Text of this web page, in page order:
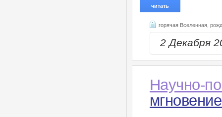
читать
горячая Вселенная,
2 Декабря
Научно-